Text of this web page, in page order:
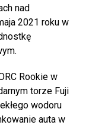
nad
2021 roku w
Rookie w
torze Fuji
wodoru
auta w